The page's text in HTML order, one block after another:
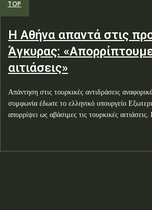
TOP
Η Αθήνα απαντά στις
Άγκυρας:
αιτιάσεις»
Απάντηση στις τουρκικές αντιδράσεις
συμφωνία έδωσε το ελληνικό υπουργείο